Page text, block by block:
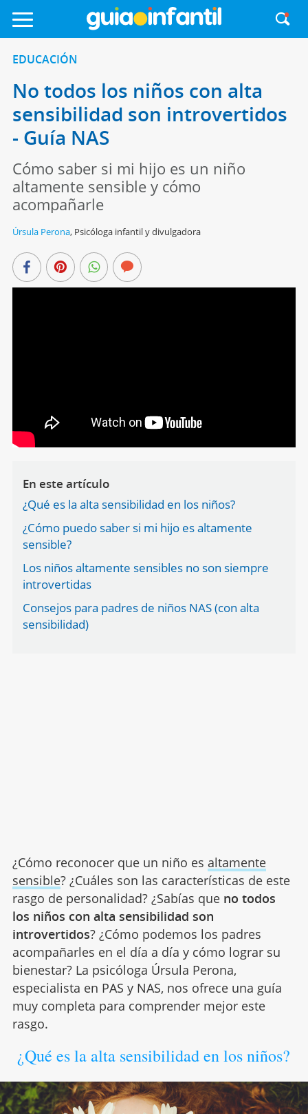
EDUCACIÓN
No todos los niños con alta
sensibilidad son introvertidos
- Guía NAS
Cómo saber si mi hijo es un niño
altamente sensible y cómo
acompañarle
Úrsula Perona, Psicóloga infantil y divulgadora
En este artículo
¿Qué es la alta sensibilidad en los niños?
¿Cómo puedo saber si mi hijo es altamente
sensible?
Los niños altamente sensibles no son siempre
introvertidas
Consejos para padres de niños NAS (con alta
sensibilidad)
¿Cómo reconocer que un niño es altamente
sensible? ¿Cuáles son las características de este
rasgo de personalidad? ¿Sabías que no todos
los niños con alta sensibilidad son
introvertidos? ¿Cómo podemos los padres
acompañarles en el día a día y cómo lograr su
bienestar? La psicóloga Úrsula Perona,
especialista en PAS y NAS, nos ofrece una guía
muy completa para comprender mejor este
rasgo.
¿Qué es la alta sensibilidad en los niños?